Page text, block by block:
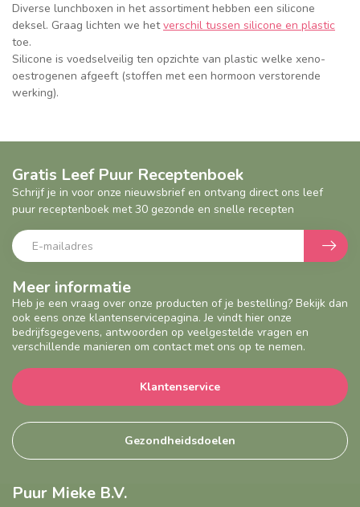
Diverse lunchboxen in het assortiment hebben een silicone
deksel. Graag lichten we hetverschil tussen silicone en plastic
toe.
Silicone is voedselveilig ten opzichte van plastic welke xeno-
oestrogenen afgeeft (stoffen met een hormoon verstorende
werking).
Meer informatie
Heb je een vraag over onze producten of je bestelling? Bekijk dan
ook eens onze klantenservicepagina. Je vindt hier onze
bedrijfsgegevens, antwoorden op veelgestelde vragen en
verschillende manieren om contact met ons op te nemen.
Klantenservice
Gezondheidsdoelen
Gratis Leef Puur Receptenboek
Schrijf je in voor onze nieuwsbrief en ontvang direct ons leef
puur receptenboek met 30 gezonde en snelle recepten
Puur Mieke B.V.